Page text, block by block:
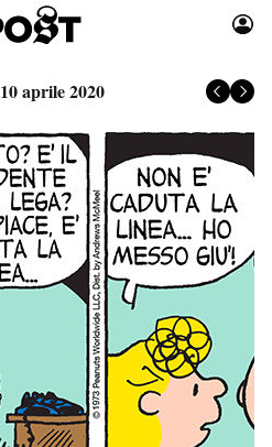
Moda
Libri
Consumismi
Storie/Idee
Ok Boomer!
Media
Europa
Altrecose
Mondiali calcio 2026
10 aprile 2020